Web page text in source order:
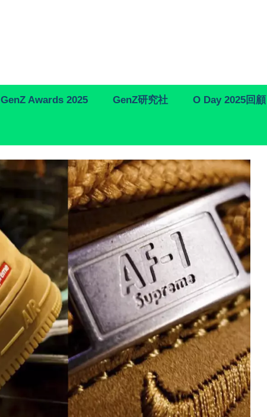
GenZ Awards 2025 GenZ研究社 O Day 2025回顧